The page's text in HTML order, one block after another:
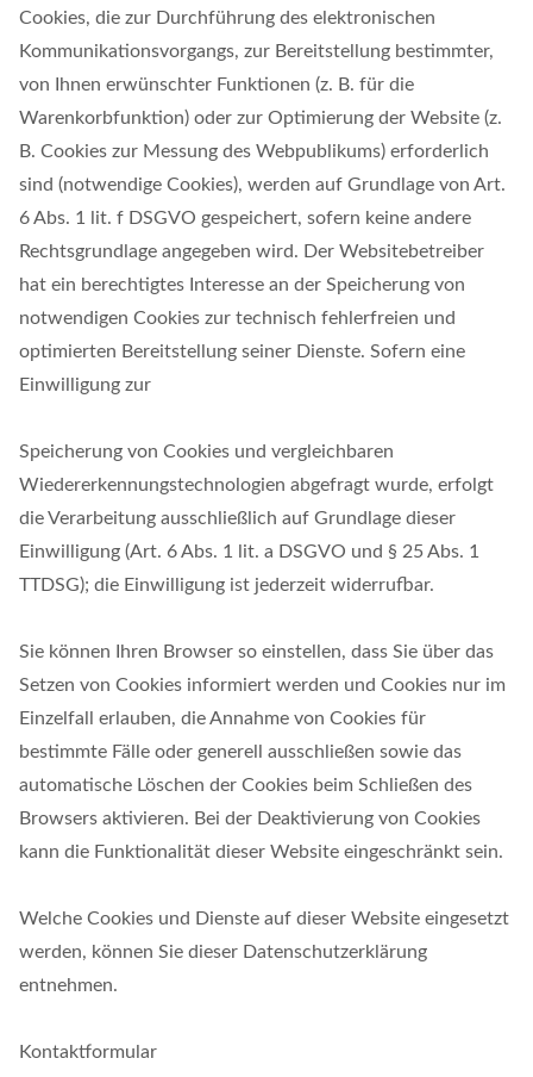
Cookies, die zur Durchführung des elektronischen
Kommunikationsvorgangs, zur Bereitstellung bestimmter,
von Ihnen erwünschter Funktionen (z. B. für die
Warenkorbfunktion) oder zur Optimierung der Website (z.
B. Cookies zur Messung des Webpublikums) erforderlich
sind (notwendige Cookies), werden auf Grundlage von Art.
6 Abs. 1 lit. f DSGVO gespeichert, sofern keine andere
Rechtsgrundlage angegeben wird. Der Websitebetreiber
hat ein berechtigtes Interesse an der Speicherung von
notwendigen Cookies zur technisch fehlerfreien und
optimierten Bereitstellung seiner Dienste. Sofern eine
Einwilligung zur
Speicherung von Cookies und vergleichbaren
Wiedererkennungstechnologien abgefragt wurde, erfolgt
die Verarbeitung ausschließlich auf Grundlage dieser
Einwilligung (Art. 6 Abs. 1 lit. a DSGVO und § 25 Abs. 1
TTDSG); die Einwilligung ist jederzeit widerrufbar.
Sie können Ihren Browser so einstellen, dass Sie über das
Setzen von Cookies informiert werden und Cookies nur im
Einzelfall erlauben, die Annahme von Cookies für
bestimmte Fälle oder generell ausschließen sowie das
automatische Löschen der Cookies beim Schließen des
Browsers aktivieren. Bei der Deaktivierung von Cookies
kann die Funktionalität dieser Website eingeschränkt sein.
Welche Cookies und Dienste auf dieser Website eingesetzt
werden, können Sie dieser Datenschutzerklärung
entnehmen.
Kontaktformular